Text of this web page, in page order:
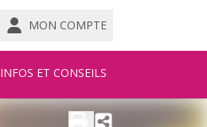
MON COMPTE
INFOS ET CONSEILS